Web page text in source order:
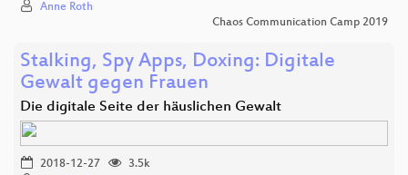
Anne Roth
Chaos Communication Camp 2019
Stalking, Spy Apps, Doxing: Digitale
Gewalt gegen Frauen
Die digitale Seite der häuslichen Gewalt
2018-12-27
3.5k